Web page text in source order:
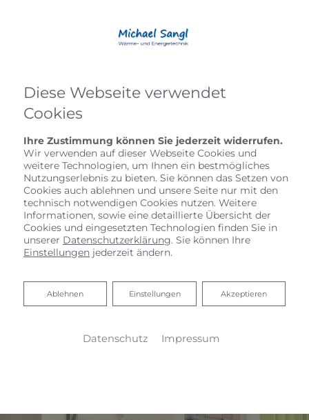
Startseite » Bad» Badinspiration & Musterbäder»Basic-Bad 15,9
Basic-Bad 15,9 ㎡
Diese Webseite verwendet
Cookies
Ihre Zustimmung können Sie jederzeit widerrufen.
Wir verwenden auf dieser Webseite Cookies und
weitere Technologien, um Ihnen ein bestmögliches
Nutzungserlebnis zu bieten. Sie können das Setzen von
Cookies auch ablehnen und unsere Seite nur mit den
technisch notwendigen Cookies nutzen. Weitere
Informationen, sowie eine detaillierte Übersicht der
Cookies und eingesetzten Technologien finden Sie in
unserer Datenschutzerklärung. Sie können Ihre
Einstellungen jederzeit ändern.
Akzeptieren
Einstellungen
Ablehnen
Ablehnen
Datenschutz Impressum